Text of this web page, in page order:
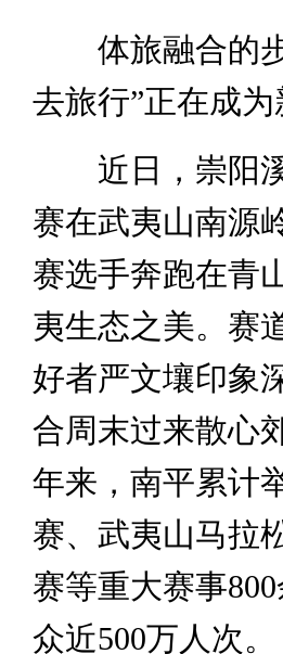
体旅融合的步
去旅行”正在成为
近日，崇阳溪
赛在武夷山南源
赛选手奔跑在青
夷生态之美。赛
好者严文壤印象
合周末过来散心
年来，南平累计
赛、武夷山马拉
赛等重大赛事
众近500万人次。